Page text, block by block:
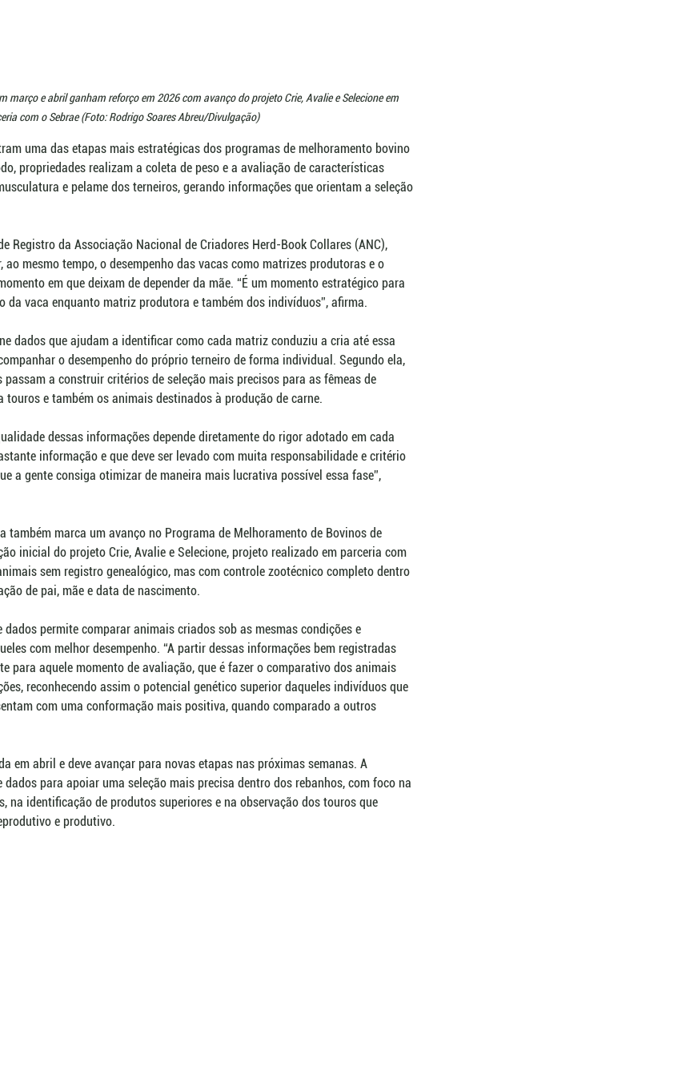
março e abril ganham reforço em 2026 com avanço do projeto Crie, Avalie e Selecione em
com o Sebrae (Foto: Rodrigo Soares Abreu/Divulgação)
uma das etapas mais estratégicas dos programas de melhoramento bovino
propriedades realizam a coleta de peso e a avaliação de características
e pelame dos terneiros, gerando informações que orientam a seleção
Registro da Associação Nacional de Criadores Herd-Book Collares (ANC),
mesmo tempo, o desempenho das vacas como matrizes produtoras e o
em que deixam de depender da mãe. “É um momento estratégico para
da vaca enquanto matriz produtora e também dos indivíduos”, afirma.
dados que ajudam a identificar como cada matriz conduziu a cria até essa
o desempenho do próprio terneiro de forma individual. Segundo ela,
a construir critérios de seleção mais precisos para as fêmeas de
touros e também os animais destinados à produção de carne.
dessas informações depende diretamente do rigor adotado em cada
informação e que deve ser levado com muita responsabilidade e critério
a gente consiga otimizar de maneira mais lucrativa possível essa fase”,
também marca um avanço no Programa de Melhoramento de Bovinos de
inicial do projeto Crie, Avalie e Selecione, projeto realizado em parceria com
sem registro genealógico, mas com controle zootécnico completo dentro
de pai, mãe e data de nascimento.
permite comparar animais criados sob as mesmas condições e
com melhor desempenho. “A partir dessas informações bem registradas
para aquele momento de avaliação, que é fazer o comparativo dos animais
reconhecendo assim o potencial genético superior daqueles indivíduos que
com uma conformação mais positiva, quando comparado a outros
em abril e deve avançar para novas etapas nas próximas semanas. A
para apoiar uma seleção mais precisa dentro dos rebanhos, com foco na
na identificação de produtos superiores e na observação dos touros que
e produtivo.